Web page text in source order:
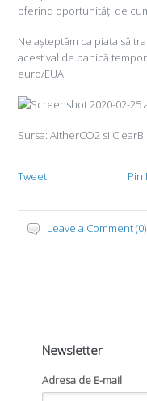
oferind oportunități de
Ne așteptăm ca piața să
acest val de panică
euro/EUA.
Sursa: AitherCO2 si
Tweet Pin
Leave a Comment (0)
Newsletter
Adresa de E-mail